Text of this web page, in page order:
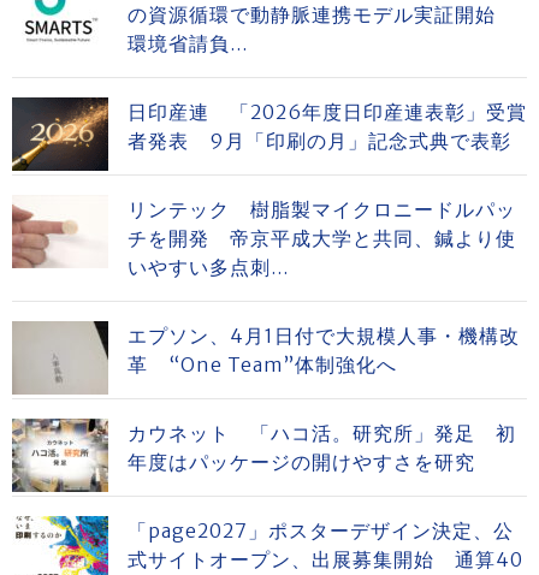
の資源循環で動静脈連携モデル実証開始
環境省請負...
日印産連 「2026年度日印産連表彰」受賞
者発表 9月「印刷の月」記念式典で表彰
リンテック 樹脂製マイクロニードルパッ
チを開発 帝京平成大学と共同、鍼より使
いやすい多点刺...
エプソン、4月1日付で大規模人事・機構改
革 “One Team”体制強化へ
カウネット 「ハコ活。研究所」発足 初
年度はパッケージの開けやすさを研究
「page2027」ポスターデザイン決定、公
式サイトオープン、出展募集開始 通算40